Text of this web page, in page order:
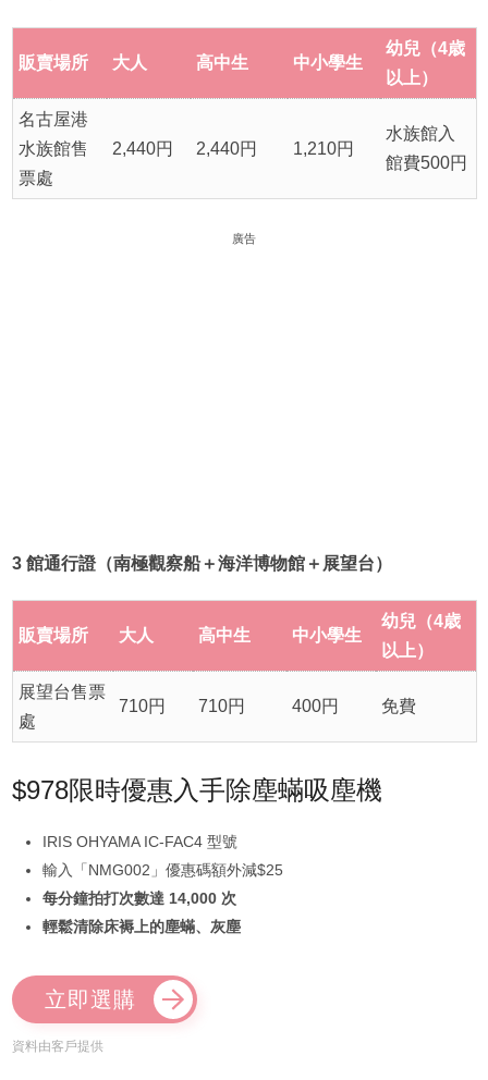
販賣場所 大人 高中生 中小學生
幼兒（4歳
以上）
名古屋港
水族館售
票處
2,440円 2,440円 1,210円
水族館入
館費500円
廣告
3 館通行證（南極觀察船＋海洋博物館＋展望台）
販賣場所 大人 高中生 中小學生
幼兒（4歳
以上）
展望台售票
處
710円 710円 400円 免費
$978限時優惠入手除塵蟎吸塵機
IRIS OHYAMA IC-FAC4 型號
輸入「NMG002」優惠碼額外減$25
每分鐘拍打次數達 14,000 次
輕鬆清除床褥上的塵蟎、灰塵
立即選購
資料由客戶提供